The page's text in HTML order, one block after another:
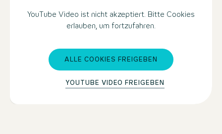
YouTube Video ist nicht akzeptiert. Bitte Cookies
erlauben, um fortzufahren.
ALLE COOKIES FREIGEBEN
YOUTUBE VIDEO FREIGEBEN